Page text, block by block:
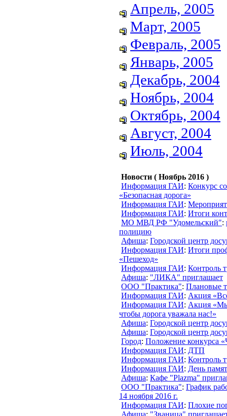
Апрель, 2005
Март, 2005
Февраль, 2005
Январь, 2005
Декабрь, 2004
Ноябрь, 2004
Октябрь, 2004
Август, 2004
Июль, 2004
Новости ( Ноябрь 2016 )
Информация ГАИ: Конкурс
«Безопасная дорога»
Информация ГАИ:
Информация ГАИ: Итоги
МО МВД РФ "Удомельский":
полицию
Афиша: Городской центр
Информация ГАИ: Итоги
«Пешеход»
Информация ГАИ: Контроль
Афиша: "ЛИКА" приглашает
ООО "Практика": Плановые
Информация ГАИ: Акция
Информация ГАИ: Акция
чтобы дорога уважала нас!»
Афиша: Городской центр
Афиша: Городской центр
Город: Положение конкурса
Информация ГАИ: ДТП
Информация ГАИ: Контроль
Информация ГАИ: День
Афиша: Кафе "Plazma"
ООО "Практика": График
14 ноября 2016 г.
Информация ГАИ: Плохие
Афиша: "Званица"